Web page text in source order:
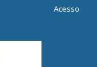
Acesso